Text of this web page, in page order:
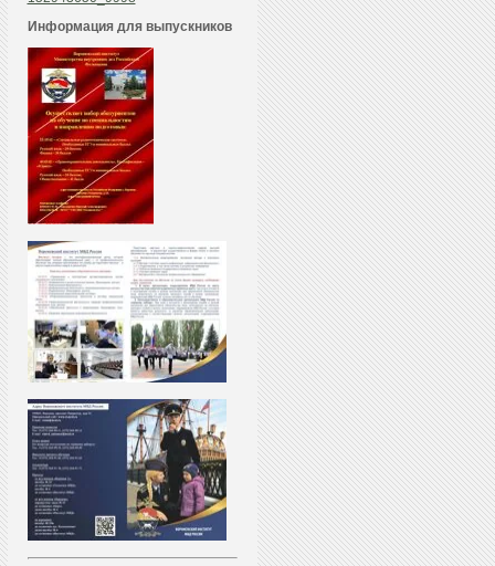
Информация для выпускников